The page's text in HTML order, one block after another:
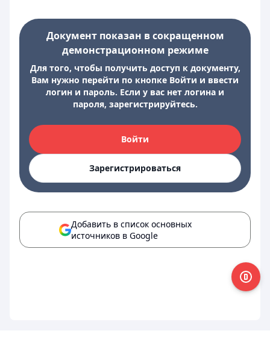
Документ показан в сокращенном
демонстрационном режиме
Для того, чтобы получить доступ к документу,
Вам нужно перейти по кнопке Войти и ввести
логин и пароль. Если у вас нет логина и
пароля, зарегистрируйтесь.
Войти
Зарегистрироваться
Добавить в список основных
источников в Google